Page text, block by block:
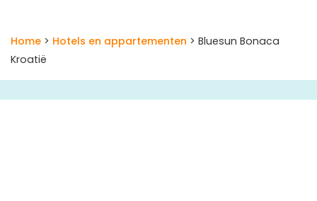
Home > Hotels en appartementen > Bluesun Bonaca
Kroatië